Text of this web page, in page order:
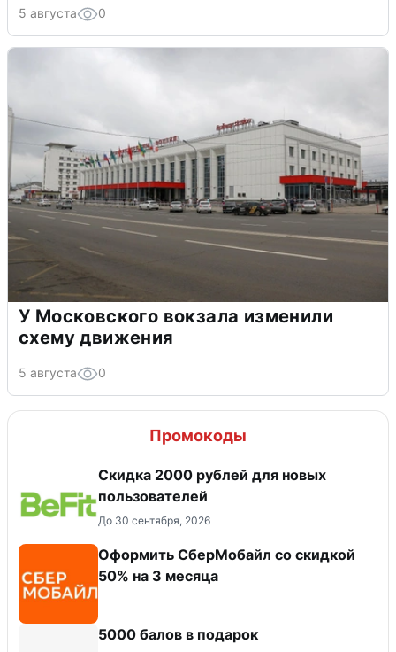
5 августа 0
У Московского вокзала изменили
схему движения
5 августа 0
Промокоды
​Скидка 2000 рублей для новых
пользователей
До 30 сентября, 2026
Оформить СберМобайл со скидкой
50% на 3 месяца
5000 балов в подарок